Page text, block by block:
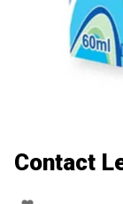
Contact